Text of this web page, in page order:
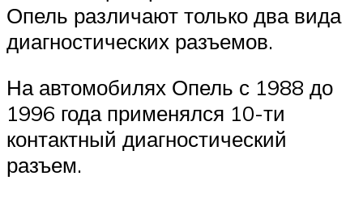
Опель различают только два вида
диагностических разъемов.
На автомобилях Опель с 1988 до
1996 года применялся 10-ти
контактный диагностический
разъем.